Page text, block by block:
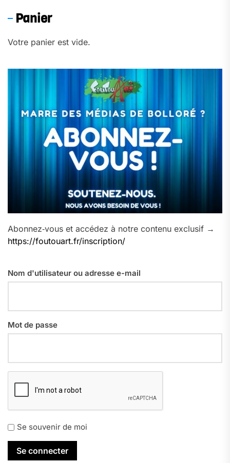
Panier
Votre panier est vide.
Abonnez‑vous et accédez à notre contenu exclusif →
https://foutouart.fr/inscription/
Nom d'utilisateur ou adresse e-mail
Mot de passe
Se souvenir de moi